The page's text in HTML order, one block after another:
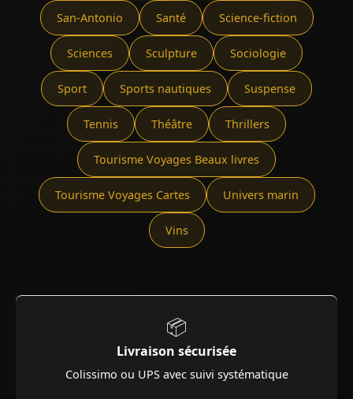
San-Antonio Santé Science-fiction
Sciences Sculpture Sociologie
Sport Sports nautiques Suspense
Tennis Théâtre Thrillers
Tourisme Voyages Beaux livres
Tourisme Voyages Cartes Univers marin
Vins
📦
Livraison sécurisée
Colissimo ou UPS avec suivi systématique